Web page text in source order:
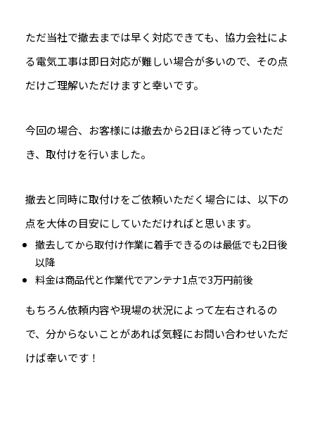
ただ当社で撤去までは早く対応できても、協力会社によ
る電気工事は即日対応が難しい場合が多いので、その点
だけご理解いただけますと幸いです。
今回の場合、お客様には撤去から2日ほど待っていただ
き、取付けを行いました。
撤去と同時に取付けをご依頼いただく場合には、以下の
点を大体の目安にしていただければと思います。
撤去してから取付け作業に着手できるのは最低でも2日後
以降
料金は商品代と作業代でアンテナ1点で3万円前後
もちろん依頼内容や現場の状況によって左右されるの
で、分からないことがあれば気軽にお問い合わせいただ
けば幸いです！